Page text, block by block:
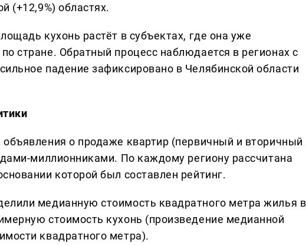
(+12,9%) областях.
кухонь растёт в субъектах, где она уже
стране. Обратный процесс наблюдается в регионах с
падение зафиксировано в Челябинской области
о продаже квартир (первичный и вторичный
миллионниками. По каждому региону рассчитана
которой был составлен рейтинг.
медианную стоимость квадратного метра жилья в
стоимость кухонь (произведение медианной
квадратного метра).